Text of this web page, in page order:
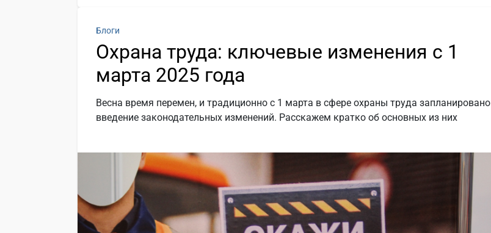
Блоги
Охрана труда: ключевые изменения с 1
марта 2025 года
Весна время перемен, и традиционно с 1 марта в сфере охраны труда запланировано
введение законодательных изменений. Расскажем кратко об основных из них